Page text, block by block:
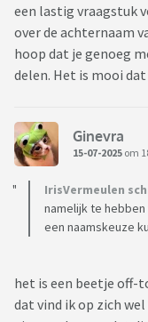
een lastig vraagstuk
over de achternaam
hoop dat je genoeg
delen. Het is mooi
Ginevra
15-07-2025 om
IrisVermeulen
namelijk te
een naamskeuze
het is een beetje off-
dat vind ik op zich